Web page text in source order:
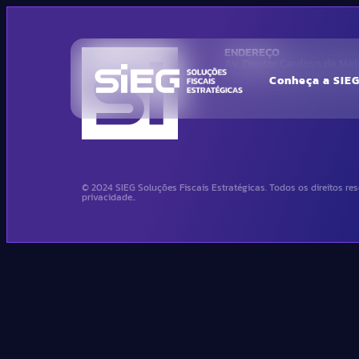
Conheça a SIEG
ENDEREÇO
Bairro Vila Olimpia – São
© 2024 SIEG Soluções Fiscais Estratégicas. Todos os direitos
privacidade..